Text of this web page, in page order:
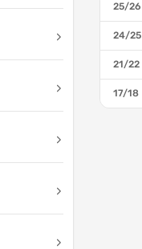
25/26
24/25
21/22
17/18